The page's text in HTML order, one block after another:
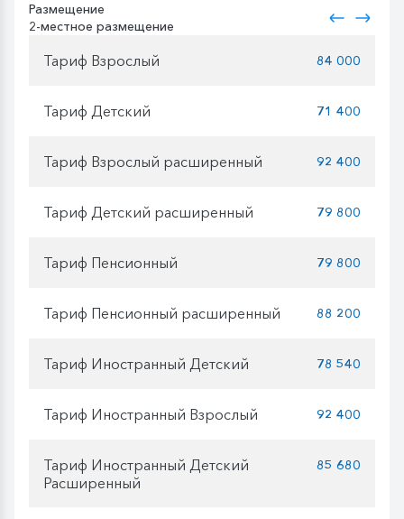
Размещение
2-местное размещение
Тариф Взрослый 84 000
Тариф Детский 71 400
Тариф Взрослый расширенный 92 400
Тариф Детский расширенный 79 800
Тариф Пенсионный 79 800
Тариф Пенсионный расширенный 88 200
Тариф Иностранный Детский 78 540
Тариф Иностранный Взрослый 92 400
Тариф Иностранный Детский
Расширенный
85 680